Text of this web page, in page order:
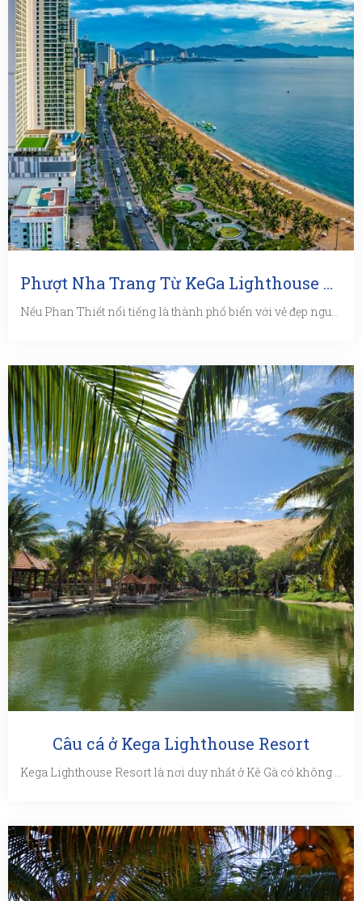
Phượt Nha Trang Từ KeGa Lighthouse Resort
Nếu Phan Thiết nổi tiếng là thành phố biển với vẻ đẹp nguyên sơ chưa bị tác động quá nhiều bởi các dịch vụ du ...
Câu cá ở Kega Lighthouse Resort
Kega Lighthouse Resort là nơi duy nhất ở Kê Gà có không gian xanh yên tĩnh với hồ câu nước ngọt rất hấp dẫn. Vừa dong ...